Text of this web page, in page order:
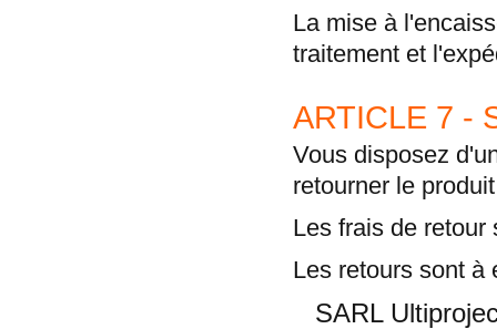
La mise à
traitement et
ARTICLE 7 -
Vous disposez
retourner le
Les frais de retour
Les retours sont à
SARL